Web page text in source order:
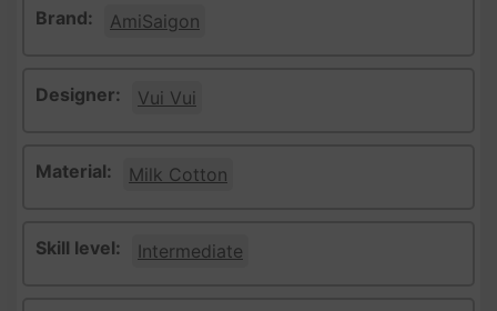
Brand: AmiSaigon
Designer: Vui Vui
Material: Milk Cotton
Skill level: Intermediate